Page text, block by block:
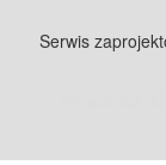
Serwis